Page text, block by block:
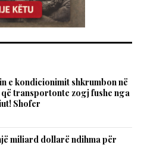
e kondicionimit shkrumbon në
transportonte zogj fushe nga
Shofer
miliard dollarë ndihma për